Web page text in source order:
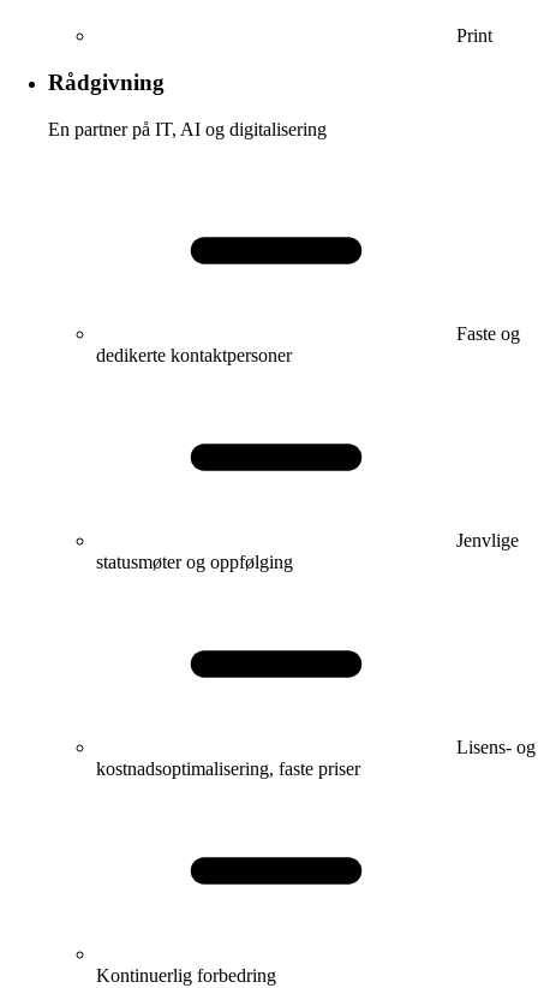
Print
Rådgivning
En partner på IT, AI og digitalisering
Faste og
dedikerte kontaktpersoner
Jenvlige
statusmøter og oppfølging
Lisens- og
kostnadsoptimalisering, faste priser
Kontinuerlig forbedring